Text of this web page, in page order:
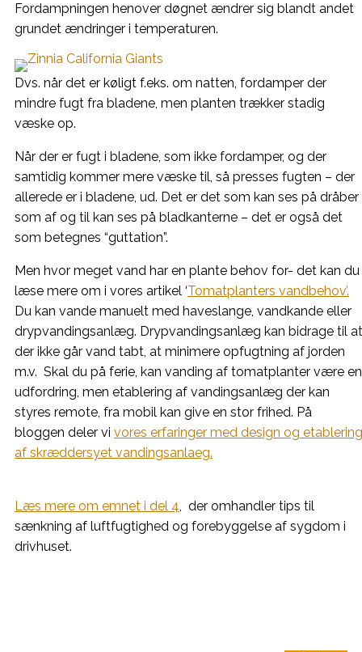
Fordampningen henover døgnet ændrer sig blandt andet
grundet ændringer i temperaturen.
Dvs. når det er køligt f.eks. om natten, fordamper der
mindre fugt fra bladene, men planten trækker stadig
væske op.
Når der er fugt i bladene, som ikke fordamper, og der
samtidig kommer mere væske til, så presses fugten – der
allerede er i bladene, ud. Det er det som kan ses på dråber
som af og til kan ses på bladkanterne – det er også det
som betegnes “guttation”.
Men hvor meget vand har en plante behov for- det kan du
læse mere om i vores artikel ‘Tomatplanters vandbehov’.
Du kan vande manuelt med haveslange, vandkande eller
drypvandingsanlæg. Drypvandingsanlæg kan bidrage til at
der ikke går vand tabt, at minimere opfugtning af jorden
m.v. Skal du på ferie, kan vanding af tomatplanter være en
udfordring, men etablering af vandingsanlæg der kan
styres remote, fra mobil kan give en stor frihed. På
bloggen deler vi vores erfaringer med design og etablering
af skræddersyet vandingsanlaeg.
Læs mere om emnet i del 4, der omhandler tips til
sænkning af luftfugtighed og forebyggelse af sygdom i
drivhuset.